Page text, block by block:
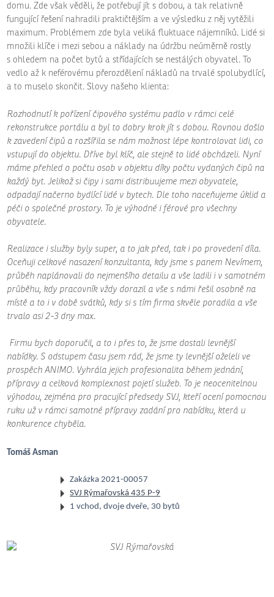
domu. Zde však věděli, že potřebují jít s dobou, a tak relativně
fungující řešení nahradili praktičtějším a ve výsledku z něj vytěžili
maximum. Problémem zde byla veliká fluktuace nájemníků. Lidé si
množili klíče i mezi sebou a náklady na údržbu neúměrně rostly
s ohledem na počet bytů a střídajících se nestálých obyvatel. To
vedlo až k neférovému přerozdělení nákladů na trvalé spolubydlící,
a to muselo skončit. Slovy našeho klienta:
Rozhodnutí k pořízení čipového systému padlo v rámci celé
rekonstrukce portálu a byl to dobry krok jít s dobou. Rovnou došlo
k zavedení čipů a rozšířila se nám možnost lépe kontrolovat lidi, co
vstupují do objektu. Dříve byl klíč, ale stejně to lidé obcházeli. Nyní
máme přehled o počtu osob v objektu díky počtu vydaných čipů na
každý byt. Jelikož si čipy i sami distribuujeme mezi obyvatele,
odpadají načerno bydlící lidé v bytech. Dle toho naceňujeme úklid a
péči o společné prostory. To je výhodné i férové pro všechny
obyvatele.
Realizace i služby byly super, a to jak před, tak i po provedení díla.
Oceňuji celkové nasazení konzultanta, kdy jsme s panem Nevímem,
průběh naplánovali do nejmenšího detailu a vše ladili i v samotném
průběhu, kdy pracovník vždy dorazil a vše s námi řešil osobně na
místě a to i v době svátků, kdy si s tím firma skvěle poradila a vše
trvalo asi 2-3 dny max.
Firmu bych doporučil, a to i přes to, že jsme dostali levnější
nabídky. S odstupem času jsem rád, že jsme ty levnější oželeli ve
prospěch ANIMO. Vyhrála jejich profesionalita během jednání,
přípravy a celková komplexnost pojetí služeb. To je neocenitelnou
výhodou, zejména pro pracující předsedy SVJ, kteří ocení pomocnou
ruku už v rámci samotné přípravy zadání pro nabídku, která u
konkurence chyběla.
Tomáš Asman
Zakázka 2021-00057
SVJ Rýmařovská 435 P-9
1 vchod, dvoje dveře, 30 bytů